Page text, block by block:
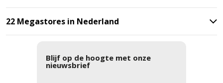
22 Megastores in Nederland
Blijf op de hoogte met onze
nieuwsbrief